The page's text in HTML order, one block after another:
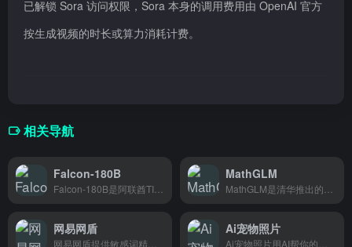
已解锁 Sora 访问权限，Sora 本身的调用费用由 OpenAI 官方
按生成视频的时长或算力消耗计费。
相关导航
Falcon-180B MathGLM
网易网盾 Ai宠物照片